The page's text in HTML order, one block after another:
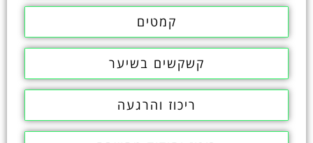
קמטים
קשקשים בשיער
ריכוז והרגעה